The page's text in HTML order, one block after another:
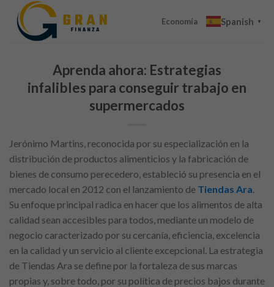
content
Economía Spanish ▼
Aprenda ahora: Estrategias
infalibles para conseguir trabajo en
supermercados
Jerónimo Martins, reconocida por su especialización en la
distribución de productos alimenticios y la fabricación de
bienes de consumo perecedero, estableció su presencia en el
mercado local en 2012 con el lanzamiento de Tiendas Ara.
Su enfoque principal radica en hacer que los alimentos de alta
calidad sean accesibles para todos, mediante un modelo de
negocio caracterizado por su cercanía, eficiencia, excelencia
en la calidad y un servicio al cliente excepcional. La estrategia
de Tiendas Ara se define por la fortaleza de sus marcas
propias y, sobre todo, por su política de precios bajos durante